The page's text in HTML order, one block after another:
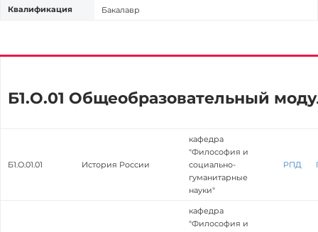
Квалификация Бакалавр
Б1.О.01 Общеобразовательный
Б1.О.01.01 История России
кафедра
"Философия и
социально-
гуманитарные
науки"
РПД
кафедра
"Философия и